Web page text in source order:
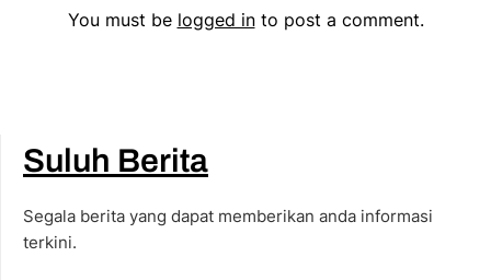
You must be logged into post a comment.
Suluh Berita
Segala berita yang dapat memberikan anda informasi
terkini.